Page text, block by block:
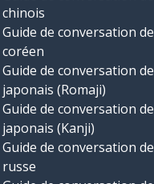
chinois
Guide de conversation de
coréen
Guide de conversation de
japonais (Romaji)
Guide de conversation de
japonais (Kanji)
Guide de conversation de
russe